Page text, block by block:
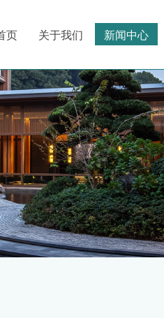
页 关于我们 新闻中心